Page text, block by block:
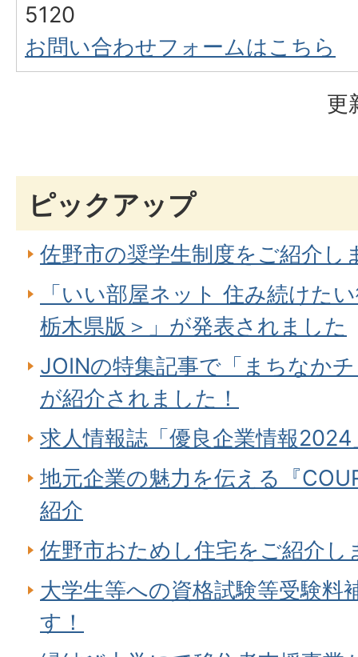
5120
お問い合わせフォームはこちら
更
ピックアップ
佐野市の奨学生制度をご紹介し
「いい部屋ネット 住み続けた
栃木県版＞」が発表されました
JOINの特集記事で「まちなか
が紹介されました！
求人情報誌「優良企業情報
地元企業の魅力を伝える『
紹介
佐野市おためし住宅をご紹介し
大学生等への資格試験等受験料
す！